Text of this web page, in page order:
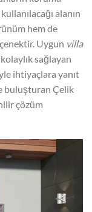
alanın
hem de
Uygun villa
sağlayan
ihtiyaçlara yanıt
buluşturan Çelik
çözüm